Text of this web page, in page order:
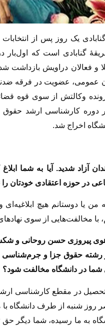
یک روز پس از انتخابات
و فعالان دراویش بازداشت شد.
عمومی، عضویت در فرقه
وکالتش از سوی قوه
در دوره کارشناسی ارشد
اخراج شد.
سال ۹۴ از زندان آزاد شدید.
در حوزه اعتقادی خودتان را
من یا دوستانم هیچ
با مخالفت‌هایی از سوی
پیروزی حسن روحانی و
حقوق جزا و جرم‌شناسی
شما در دانشگاه مخالفت شود؟
در مقطع کارشناسی ارشد
شنبه از طرف دانشگاه با
به ما رسیده، شما دیگر